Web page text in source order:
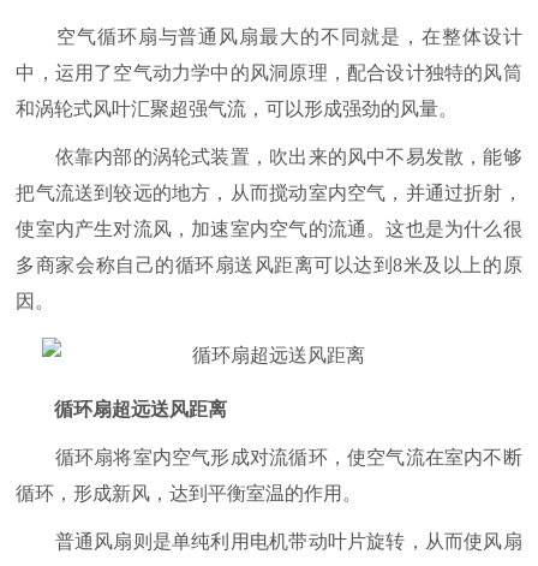
空气循环扇与普通风扇最大的不同就是，在整体设计
中，运用了空气动力学中的风洞原理，配合设计独特的风筒
和涡轮式风叶汇聚超强气流，可以形成强劲的风量。
依靠内部的涡轮式装置，吹出来的风中不易发散，能够
把气流送到较远的地方，从而搅动室内空气，并通过折射，
使室内产生对流风，加速室内空气的流通。这也是为什么很
多商家会称自己的循环扇送风距离可以达到8米及以上的原
因。
循环扇超远送风距离
循环扇将室内空气形成对流循环，使空气流在室内不断
循环，形成新风，达到平衡室温的作用。
普通风扇则是单纯利用电机带动叶片旋转，从而使风扇